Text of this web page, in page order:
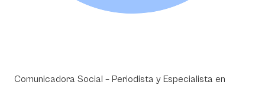
Comunicadora Social – Periodista y Especialista en